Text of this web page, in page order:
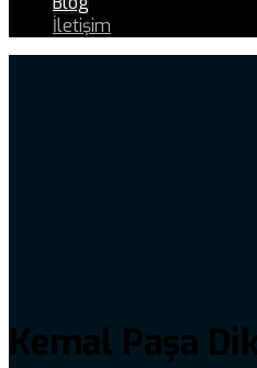
İletişim
Kemal Paşa